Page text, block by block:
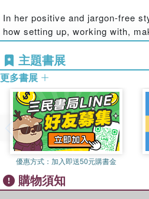
In her positive and jargon-free
how setting up, working with,
presenting data can be a
research skills and reflecting on
New to this edition:
questions
Thoughtful guidance on the newer
data, like data security and access
New chapters provide clear advice
different audiences, and creating
research projects; including a
主題書展
更多書展
優惠方式： 加入即送50元購書金
購物須知